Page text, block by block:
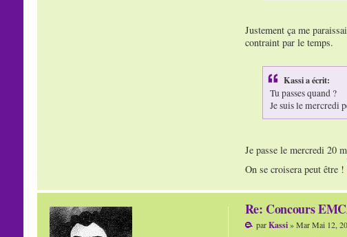
Justement ça me
contraint par le temps.
Kassi a écrit:
Tu passes quand ?
Je suis le mercredi
Je passe le mercredi 20
On se croisera peut être !
Re: Concours
parKassi» Mar Mai 12,